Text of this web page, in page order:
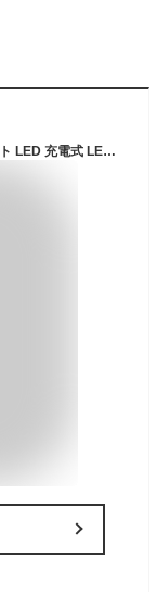
【圧倒的な高評価レビュー1500件超】ヘッドライト LED 充電式 LEDヘッドランプ 1000ルーメン 防水 ヘッド ライト SQ-04R 釣り アウトドア用 登山 防災 ライト 作業灯 CREE 災害対策 懐中電灯 乾電池式